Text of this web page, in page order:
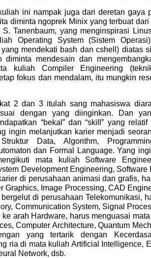
ini nampak juga dari deretan gaya
diminta ngoprek Minix yang terbuat
S. Tanenbaum, yang menginspirasi
Operating System (Sistem
mendekati bash dan cshell) diatas
diminta mendesain dan
kuliah Compiler Engineering
fokus dan mendalam, itu mungkin
2 dan 3 itulah sang mahasiswa
dengan yang diinginkan. Dan
“bekal” dan “skill” yang
ingin melanjutkan karier menjadi
Data, Algorithm,
dan Formal Language. Yang
mata kuliah Software
Development Engineering, Software
di perusahaan animasi dan grafis,
Graphics, Image Processing, CAD
di perusahaan Telekomunikasi,
Communication System, Signal
arah Hardware, harus menguasai
Computer Architecture, Quantum
yang tertarik dengan
ria di mata kuliah Artificial Intelligence,
Network, dsb.